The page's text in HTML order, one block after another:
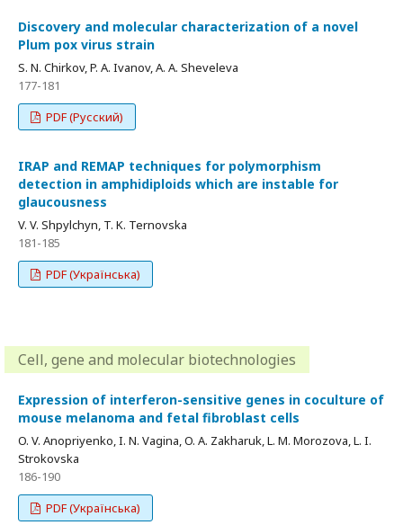
Discovery and molecular characterization of a novel
Plum pox virus strain
S. N. Chirkov, P. A. Ivanov, A. A. Sheveleva
177-181
PDF (Русский)
IRAP and REMAP techniques for polymorphism
detection in amphidiploids which are instable for
glaucousness
V. V. Shpylchyn, T. K. Ternovska
181-185
PDF (Українська)
Cell, gene and molecular biotechnologies
Expression of interferon-sensitive genes in coculture of
mouse melanoma and fetal fibroblast cells
O. V. Anopriyenko, I. N. Vagina, O. A. Zakharuk, L. M. Morozova, L. I.
Strokovska
186-190
PDF (Українська)